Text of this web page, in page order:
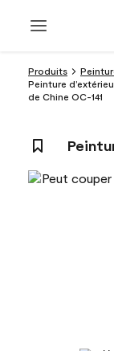
Produits
Peinture
de Chine OC-141